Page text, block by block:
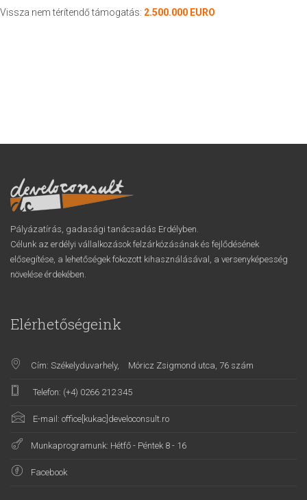
Vissza nem térítendő támogatás: 2.500.000 EURO
Pályázatírás, gadasági tanácsadás Erdélyben.
Célunk az erdélyi vállalkozások felzárkózásának és fejlődésének
elősegítése, a lehetőségek fokozott kihasználásával, a versenyképesség
növelése érdekében.
Elérhetőségeink
Cím: Székelyduvarhely, Móricz Zsigmond utca, 76 szám
Telefon: (+4) 0266 212 345
E-mail: office[kukac]develoconsult.ro
Munkaprogramunk: Hétfő - Péntek 8 - 16
Facebook